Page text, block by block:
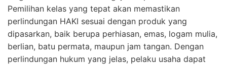
Pemilihan kelas yang tepat akan memastikan
perlindungan HAKI sesuai dengan produk yang
dipasarkan, baik berupa perhiasan, emas, logam mulia,
berlian, batu permata, maupun jam tangan. Dengan
perlindungan hukum yang jelas, pelaku usaha dapat